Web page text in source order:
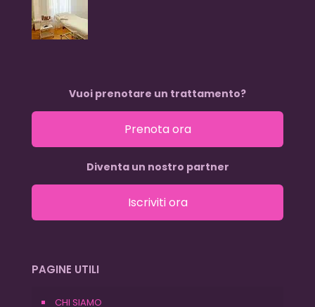
Vuoi prenotare un trattamento?
Prenota ora
Diventa un nostro partner
Iscriviti ora
PAGINE UTILI
CHI SIAMO